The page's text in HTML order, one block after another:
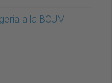
a la BCUM